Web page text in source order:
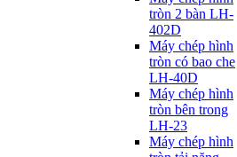
tròn 2 bàn LH-
402D
Máy chép hình
tròn có bao che
LH-40D
Máy chép hình
tròn bên trong
LH-23
Máy chép hình